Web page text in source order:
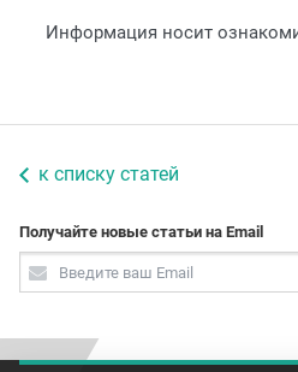
Информация носит
к списку статей
Получайте новые статьи на Email